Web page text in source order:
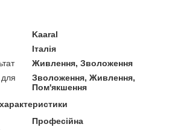
Kaaral
Італія
Живлення, Зволоження
Зволоження, Живлення,
Пом'якшення
Професійна